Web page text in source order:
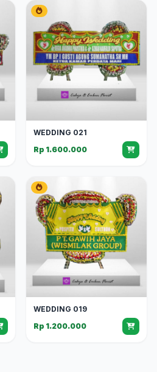
WEDDING 021
Rp 1.600.000
WEDDING 019
Rp 1.200.000